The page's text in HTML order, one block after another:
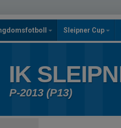
Sleipner Cup
IK
P-2013 (P13)